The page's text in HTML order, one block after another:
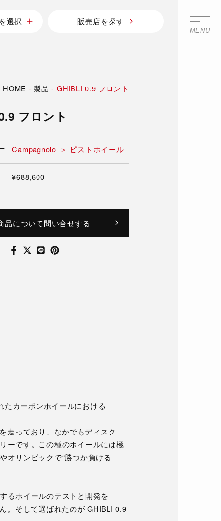
MENU
選択 販売店を探す
HOME -製品 - GHIBLI 0.9 フロント
フロント
Campagnolo ピストホイール
¥688,600
品について問い合せする
カーボンホイールにおける
走っており、なかでもディスク
ーです。この種のホイールには極
オリンピックで“勝つか負ける
るホイールのテストと開発を
。そして選ばれたのが GHIBLI 0.9